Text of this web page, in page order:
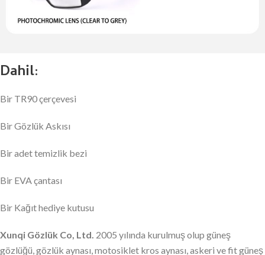
Dahil:
Bir TR90 çerçevesi
Bir Gözlük Askısı
Bir adet temizlik bezi
Bir EVA çantası
Bir Kağıt hediye kutusu
Xunqi Gözlük Co, Ltd. 2005 yılında kurulmuş olup güneş
gözlüğü, gözlük aynası, motosiklet kros aynası, askeri ve fit güneş